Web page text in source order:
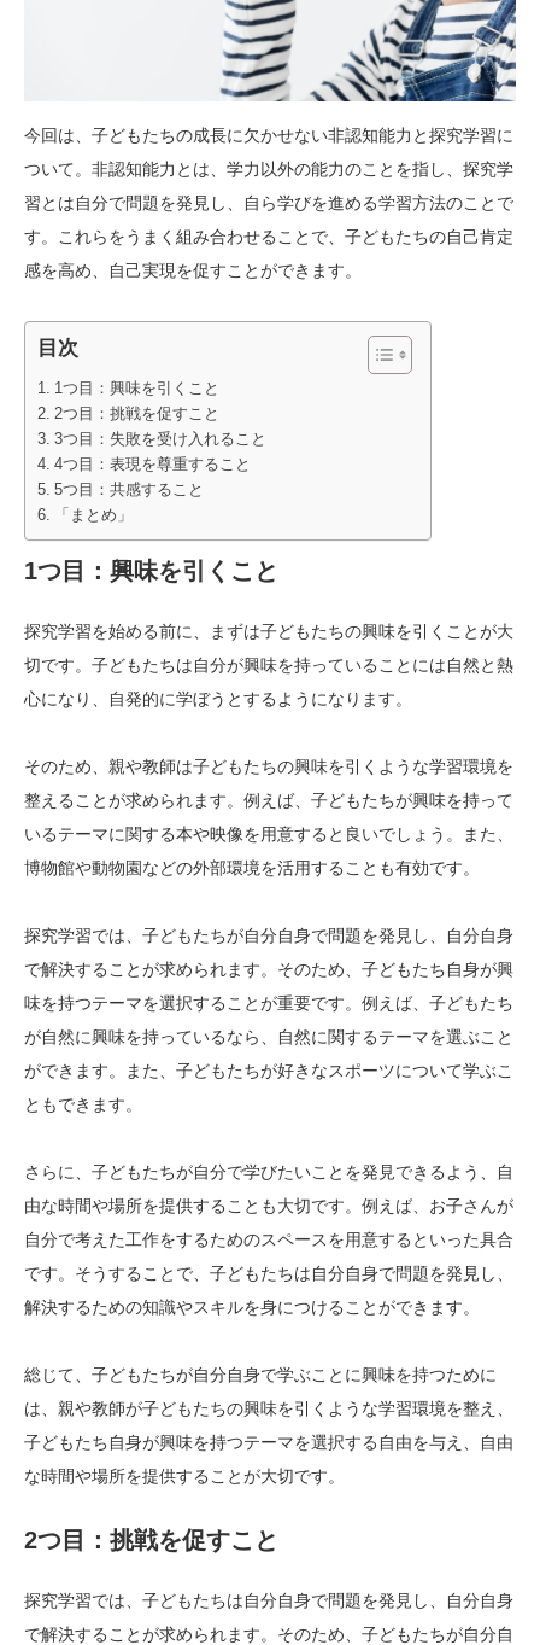
今回は、子どもたちの成長に欠かせない非認知能力と探究学習に
ついて。非認知能力とは、学力以外の能力のことを指し、探究学
習とは自分で問題を発見し、自ら学びを進める学習方法のことで
す。これらをうまく組み合わせることで、子どもたちの自己肯定
感を高め、自己実現を促すことができます。
目次
1つ目：興味を引くこと
2つ目：挑戦を促すこと
3つ目：失敗を受け入れること
4つ目：表現を尊重すること
5つ目：共感すること
「まとめ」
1つ目：興味を引くこと
探究学習を始める前に、まずは子どもたちの興味を引くことが大
切です。子どもたちは自分が興味を持っていることには自然と熱
心になり、自発的に学ぼうとするようになります。
そのため、親や教師は子どもたちの興味を引くような学習環境を
整えることが求められます。例えば、子どもたちが興味を持って
いるテーマに関する本や映像を用意すると良いでしょう。また、
博物館や動物園などの外部環境を活用することも有効です。
探究学習では、子どもたちが自分自身で問題を発見し、自分自身
で解決することが求められます。そのため、子どもたち自身が興
味を持つテーマを選択することが重要です。例えば、子どもたち
が自然に興味を持っているなら、自然に関するテーマを選ぶこと
ができます。また、子どもたちが好きなスポーツについて学ぶこ
ともできます。
さらに、子どもたちが自分で学びたいことを発見できるよう、自
由な時間や場所を提供することも大切です。例えば、お子さんが
自分で考えた工作をするためのスペースを用意するといった具合
です。そうすることで、子どもたちは自分自身で問題を発見し、
解決するための知識やスキルを身につけることができます。
総じて、子どもたちが自分自身で学ぶことに興味を持つために
は、親や教師が子どもたちの興味を引くような学習環境を整え、
子どもたち自身が興味を持つテーマを選択する自由を与え、自由
な時間や場所を提供することが大切です。
2つ目：挑戦を促すこと
探究学習では、子どもたちは自分自身で問題を発見し、自分自身
で解決することが求められます。そのため、子どもたちが自分自